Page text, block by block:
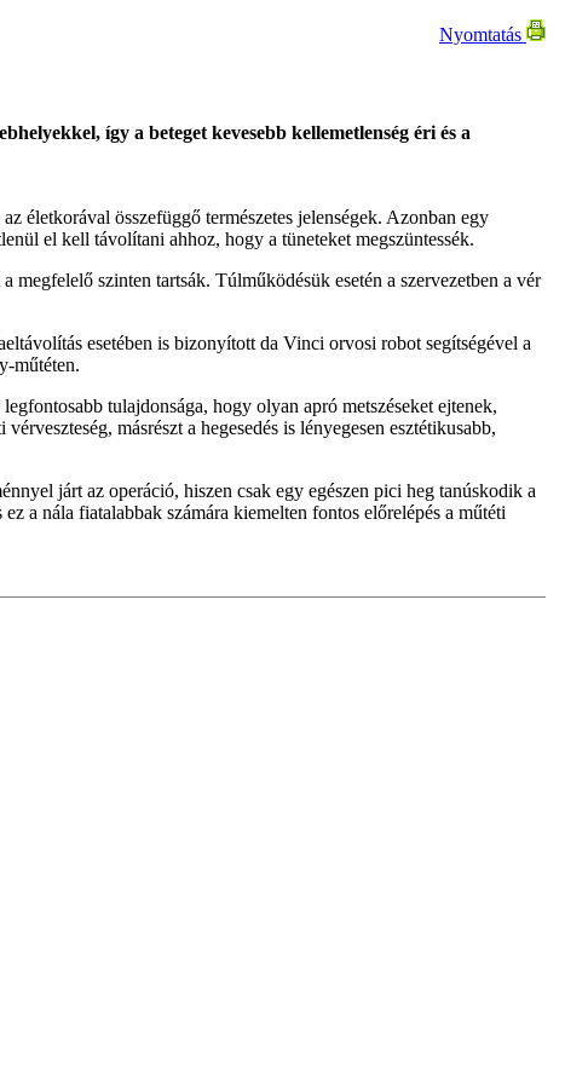
Nyomtatás
így a beteget kevesebb kellemetlenség éri és a
életkorával összefüggő természetes jelenségek. Azonban egy
el kell távolítani ahhoz, hogy a tüneteket megszüntessék.
szinten tartsák. Túlműködésük esetén a szervezetben a vér
esetében is bizonyított da Vinci orvosi robot segítségével a
műtéten.
tulajdonsága, hogy olyan apró metszéseket ejtenek,
másrészt a hegesedés is lényegesen esztétikusabb,
járt az operáció, hiszen csak egy egészen pici heg tanúskodik a
a nála fiatalabbak számára kiemelten fontos előrelépés a műtéti